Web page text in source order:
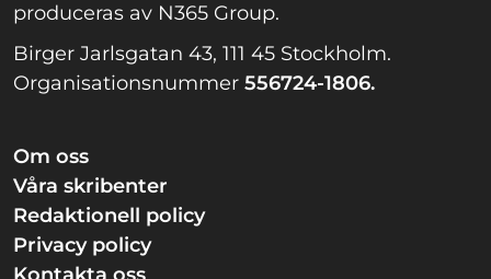
produceras av N365 Group.
Birger Jarlsgatan 43, 111 45 Stockholm.
Organisationsnummer 556724-1806.
Om oss
Våra skribenter
Redaktionell policy
Privacy policy